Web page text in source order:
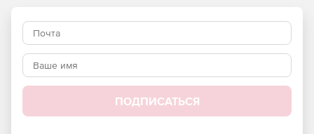
ПОДПИСАТЬСЯ